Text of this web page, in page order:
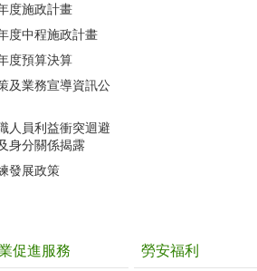
度施政計畫
度中程施政計畫
度預算決算
及業務宣導資訊公
人員利益衝突迴避
身分關係揭露
發展政策
促進服務 勞安福利